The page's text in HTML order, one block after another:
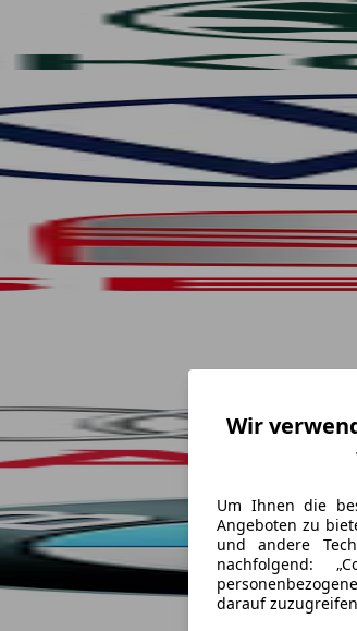
Wir
Um Ihnen die
Angeboten zu
und andere
nachfolgend:
darauf